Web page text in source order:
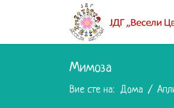
Мимоза
Вие сте на: Дома